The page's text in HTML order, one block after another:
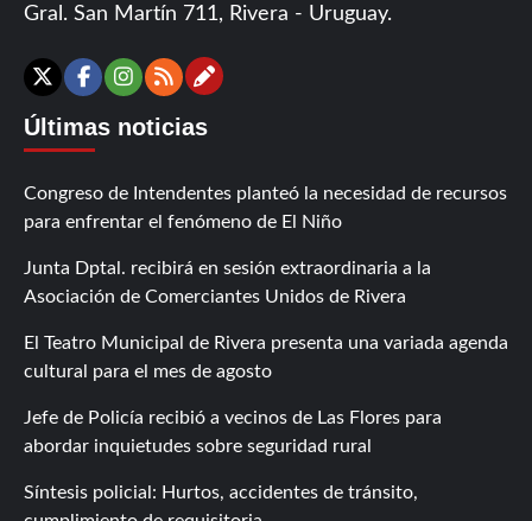
Gral. San Martín 711, Rivera - Uruguay.
X Facebook
Instagram
RSSContáctanos
Últimas noticias
Congreso de Intendentes planteó la necesidad de recursos
para enfrentar el fenómeno de El Niño
Junta Dptal. recibirá en sesión extraordinaria a la
Asociación de Comerciantes Unidos de Rivera
El Teatro Municipal de Rivera presenta una variada agenda
cultural para el mes de agosto
Jefe de Policía recibió a vecinos de Las Flores para
abordar inquietudes sobre seguridad rural
Síntesis policial: Hurtos, accidentes de tránsito,